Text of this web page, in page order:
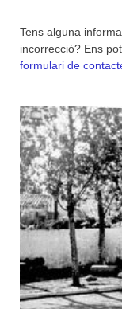
Tens alguna
incorrecció? Ens
formulari de